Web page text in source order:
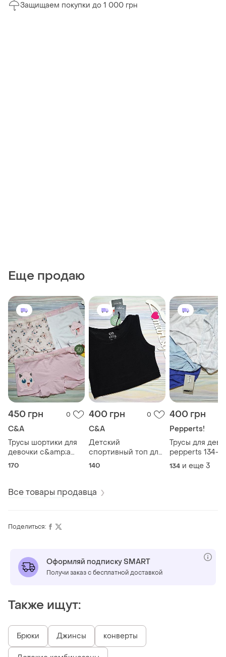
Защищаем покупки до 1 000 грн
Еще продаю
450 грн 0
C&A
Трусы шортики для
девочки c&amp;a
170-176 см (15-16
170
400 грн 0
C&A
Детский
спортивный топ для
девочки c&amp;a
140
400 грн
Pepperts!
Трусы для
pepperts 134-
(8-10 лет), 158-
см (12-14 лет),
134 и еще 3
Все товары продавца
Поделиться:
Оформляй подписку SMART
Получи заказ с бесплатной доставкой
Также ищут:
Брюки Джинсы конверты